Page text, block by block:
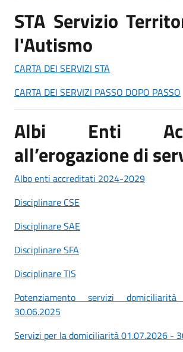
STA Servizio
l'Autismo
CARTA DEI SERVIZI STA
CARTA DEI SERVIZI PASSO DOPO PASSO
Albi Enti
all’erogazione di
Albo enti accreditati 2024-2029
Disciplinare CSE
Disciplinare SAE
Disciplinare SFA
Disciplinare TIS
Potenziamento servizi
30.06.2025
Servizi per la domiciliarità 01.07.2026 -